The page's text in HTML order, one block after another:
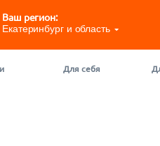
Ваш регион:
Екатеринбург и область
Для себя